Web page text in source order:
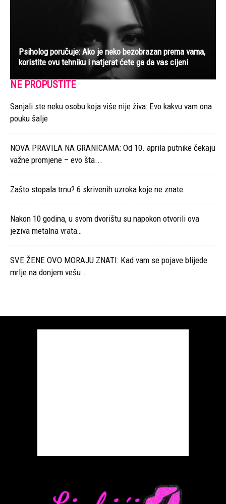
Psiholog poručuje: Ako je neko bezobrazan prema vama,
koristite ovu tehniku i natjerat ćete ga da vas cijeni
NE PROPUSTITE
Sanjali ste neku osobu koja više nije živa: Evo kakvu vam ona
pouku šalje
NOVA PRAVILA NA GRANICAMA: Od 10. aprila putnike čekaju
važne promjene – evo šta...
Zašto stopala trnu? 6 skrivenih uzroka koje ne znate
Nakon 10 godina, u svom dvorištu su napokon otvorili ova
jeziva metalna vrata…
SVE ŽENE OVO MORAJU ZNATI: Kad vam se pojave blijede
mrlje na donjem vešu...